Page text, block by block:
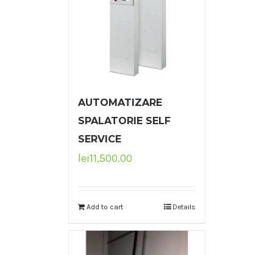
AUTOMATIZARE
SPALATORIE SELF
SERVICE
lei11,500.00
Add to cart Details